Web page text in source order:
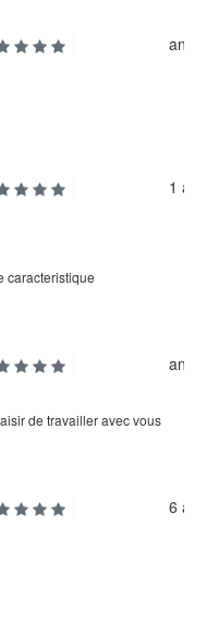
année
1
caracteristique
année
de travailler avec vous
6